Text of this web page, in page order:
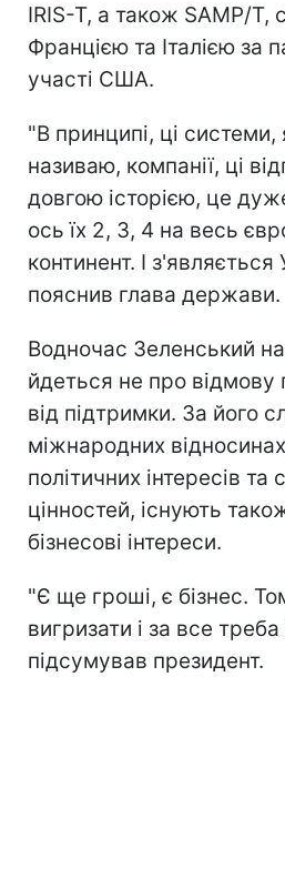
IRIS-T, а також SAMP/T,
Францією та Італією за
участі США.
"В принципі, ці системи,
називаю, компанії, ці
довгою історією, це
ось їх 2, 3, 4 на весь
континент. І з'являється
пояснив глава держави.
Водночас Зеленський
йдеться не про відмову
від підтримки. За його
міжнародних
політичних інтересів та
цінностей, існують
бізнесові інтереси.
"Є ще гроші, є бізнес.
вигризати і за все
підсумував президент.